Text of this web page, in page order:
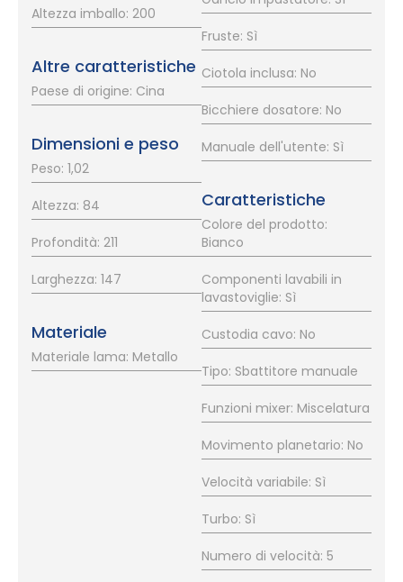
Altezza imballo: 200
Altre caratteristiche
Paese di origine: Cina
Dimensioni e peso
Peso: 1,02
Altezza: 84
Profondità: 211
Larghezza: 147
Materiale
Materiale lama: Metallo
Fruste: Sì
Ciotola inclusa: No
Bicchiere dosatore: No
Manuale dell'utente: Sì
Caratteristiche
Colore del prodotto:
Bianco
Componenti lavabili in
lavastoviglie: Sì
Custodia cavo: No
Tipo: Sbattitore manuale
Funzioni mixer: Miscelatura
Movimento planetario: No
Velocità variabile: Sì
Turbo: Sì
Numero di velocità: 5